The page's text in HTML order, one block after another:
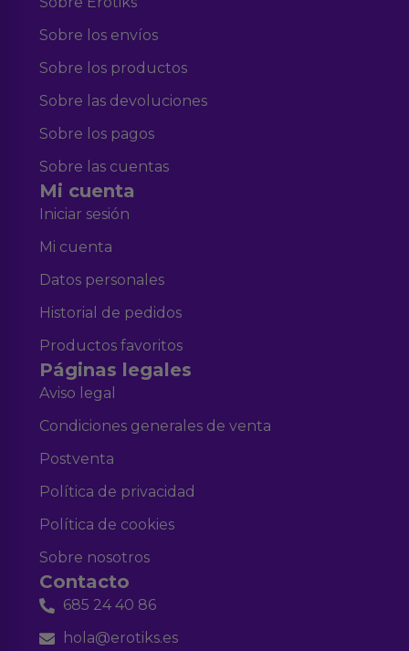
Sobre los envíos
Sobre los productos
Sobre las devoluciones
Sobre los pagos
Sobre las cuentas
Mi cuenta
Iniciar sesión
Mi cuenta
Datos personales
Historial de pedidos
Productos favoritos
Páginas legales
Aviso legal
Condiciones generales de venta
Postventa
Política de privacidad
Política de cookies
Sobre nosotros
Contacto
685 24 40 86
hola@erotiks.es